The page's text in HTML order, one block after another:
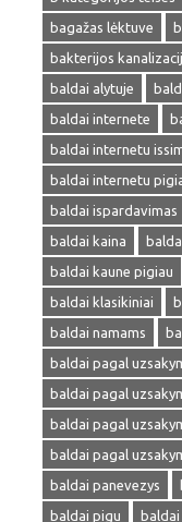
bagažas lėktuve
bakterijos
baldai alytuje
baldai internete
baldai internetu
baldai internetu
baldai ispardavimas
baldai kaina
baldai kaune pigiau
baldai klasikiniai
baldai namams
baldai pagal
baldai pagal
baldai pagal
baldai pagal
baldai panevezys
baldai pigu